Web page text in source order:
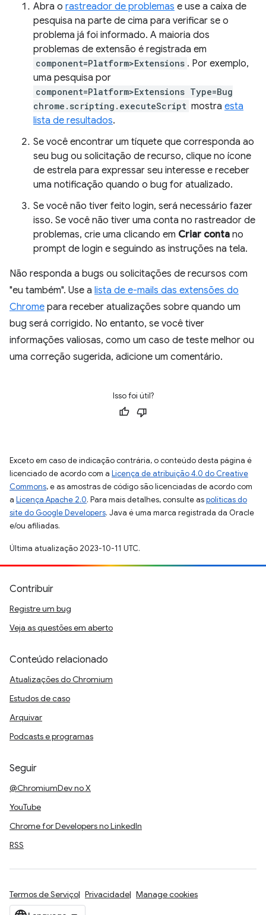
Abra o rastreador de problemas e use a caixa de
pesquisa na parte de cima para verificar se o
problema já foi informado. A maioria dos
problemas de extensão é registrada em
component=Platform>Extensions . Por exemplo,
uma pesquisa por
component=Platform>Extensions Type=Bug
chrome.scripting.executeScript mostra esta
lista de resultados.
Se você encontrar um tíquete que corresponda ao
seu bug ou solicitação de recurso, clique no ícone
de estrela para expressar seu interesse e receber
uma notificação quando o bug for atualizado.
Se você não tiver feito login, será necessário fazer
isso. Se você não tiver uma conta no rastreador de
problemas, crie uma clicando em Criar conta no
prompt de login e seguindo as instruções na tela.
Não responda a bugs ou solicitações de recursos com
"eu também". Use a lista de e-mails das extensões do
Chrome para receber atualizações sobre quando um
bug será corrigido. No entanto, se você tiver
informações valiosas, como um caso de teste melhor ou
uma correção sugerida, adicione um comentário.
Isso foi útil?
Exceto em caso de indicação contrária, o conteúdo desta página é
licenciado de acordo com a Licença de atribuição 4.0 do Creative
Commons, e as amostras de código são licenciadas de acordo com
a Licença Apache 2.0. Para mais detalhes, consulte aspolíticas do
site do Google Developers. Java é uma marca registrada da Oracle
e/ou afiliadas.
Última atualização 2023-10-11 UTC.
Contribuir
Registre um bug
Veja as questões em aberto
Conteúdo relacionado
Atualizações do Chromium
Estudos de caso
Arquivar
Podcasts e programas
Seguir
@ChromiumDev no X
YouTube
Chrome for Developers no LinkedIn
RSS
Termos de Serviço Privacidade Manage cookies